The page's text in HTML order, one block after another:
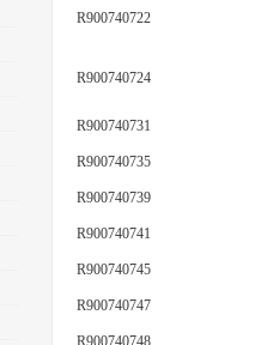
R900740722
R900740724
R900740731
R900740735
R900740739
R900740741
R900740745
R900740747
R900740748